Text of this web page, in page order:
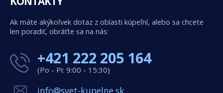
Ak máte akýkoľvek dotaz z oblasti kúpeľní, alebo sa chcete
len poradiť, obráťte sa na nás:
+421 222 205 164
(Po - Pi: 9:00 - 15:30)
info@svet-kupelne.sk